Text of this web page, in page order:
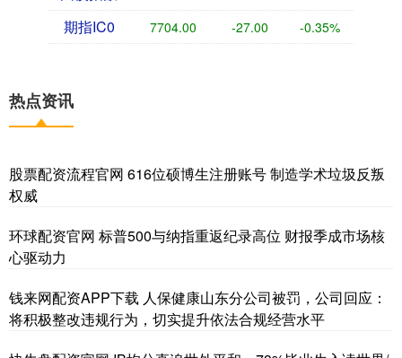
期指IC0 7704.00 -27.00 -0.35%
热点资讯
股票配资流程官网 616位硕博生注册账号 制造学术垃圾反叛
权威
环球配资官网 标普500与纳指重返纪录高位 财报季成市场核
心驱动力
钱来网配资APP下载 人保健康山东分公司被罚，公司回应：
将积极整改违规行为，切实提升依法合规经营水平